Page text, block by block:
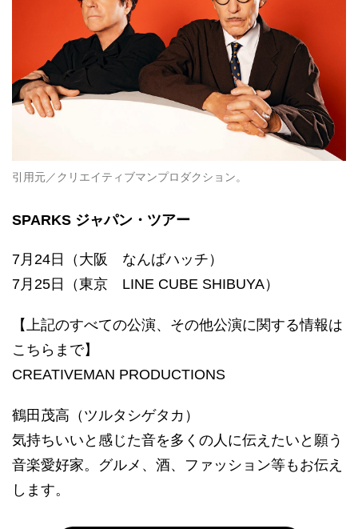
引用元／クリエイティブマンプロダクション。
SPARKS ジャパン・ツアー
7月24日（大阪 なんばハッチ）
7月25日（東京 LINE CUBE SHIBUYA）
【上記のすべての公演、その他公演に関する情報は
こちらまで】
CREATIVEMAN PRODUCTIONS
鶴田茂高（ツルタシゲタカ）
気持ちいいと感じた音を多くの人に伝えたいと願う
音楽愛好家。グルメ、酒、ファッション等もお伝え
します。